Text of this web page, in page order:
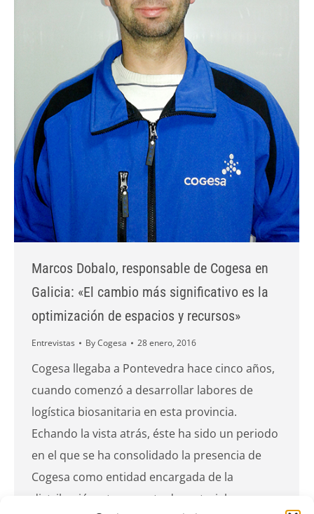
Marcos Dobalo, responsable de Cogesa en
Galicia: «El cambio más significativo es la
optimización de espacios y recursos»
Entrevistas ByCogesa 28 enero, 2016
Cogesa llegaba a Pontevedra hace cinco años,
cuando comenzó a desarrollar labores de
logística biosanitaria en esta provincia.
Echando la vista atrás, éste ha sido un periodo
en el que se ha consolidado la presencia de
Cogesa como entidad encargada de la
distribución y transporte de material